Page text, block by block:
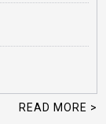
READ MORE >